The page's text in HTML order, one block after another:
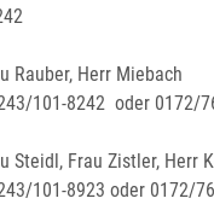
Rauber, Herr Miebach
8242 oder 0172/
Steidl, Frau Zistler, Herr
8923 oder 0172/